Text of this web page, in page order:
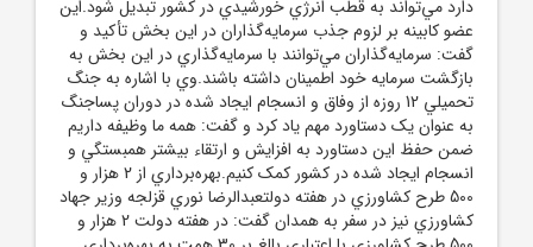
دارد مي‌تواند به قطب انرژي خورشيدي در کشور تبديل شود.اين
عضو کابينه بر لزوم جذب سرمايه‌گذاران در اين بخش تأکيد و
گفت: سرمايه‌گذاران مي‌توانند با سرمايه‌گذاري در اين بخش به
بازگشت سرمايه خود اطمينان داشته باشند.وي با اشاره به جنگ
تحميلي 12 روزه از وفاق و انسجام ايجاد شده در دوران پساجنگ
به عنوان يک دستاورد مهم ياد کرد و گفت: همه ما وظيفه داريم
ضمن حفظ اين دستاورد به افزايش و ارتقاء بيشتر همبستگي و
انسجام ايجاد شده در کشور کمک کنيم.بهره‌برداري از 2 هزار و
500 طرح کشاورزي در هفته دولتعبدالرضا نوري قزلجه وزير جهاد
کشاورزي نيز در سفر به همدان گفت: در هفته دولت 2 هزار و